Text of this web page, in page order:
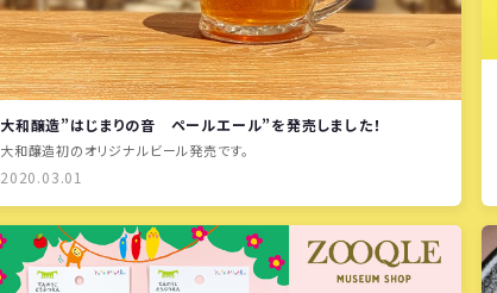
大和醸造”はじまりの音 ペールエール”を発売しました！
大和醸造初のオリジナルビール発売です。
2020.03.01